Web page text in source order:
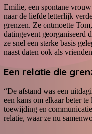
Emilie, een spontane
naar de liefde letterlijk
grenzen. Ze ontmoette
datingevent georganiseerd
ze snel een sterke basis
naast daten ook als
Een relatie die
“De afstand was een
een kans om elkaar beter
toewijding en
relatie, waar ze nu